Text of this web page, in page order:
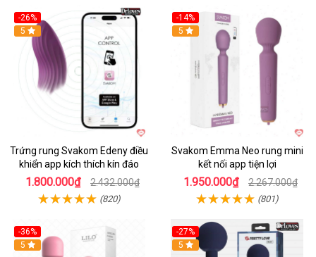
-26%
Hot
5
Trứng rung Svakom Edeny điều
khiển app kích thích kín đáo
1.800.000₫ 2.432.000₫
(820)
-14%
Hot
5
Svakom Emma Neo rung mini
kết nối app tiện lợi
1.950.000₫ 2.267.000₫
(801)
-36%
Hot
5
-27%
Hot
5